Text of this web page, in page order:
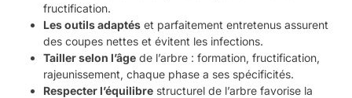
fructification.
Les outils adaptés et parfaitement entretenus assurent
des coupes nettes et évitent les infections.
Tailler selon l’âge de l’arbre : formation, fructification,
rajeunissement, chaque phase a ses spécificités.
Respecter l’équilibre structurel de l’arbre favorise la